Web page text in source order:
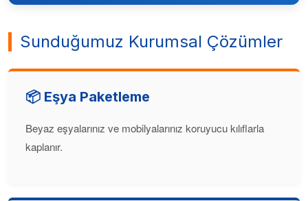
Sunduğumuz Kurumsal Çözümler
📦 Eşya Paketleme
Beyaz eşyalarınız ve mobilyalarınız koruyucu kılıflarla
kaplanır.